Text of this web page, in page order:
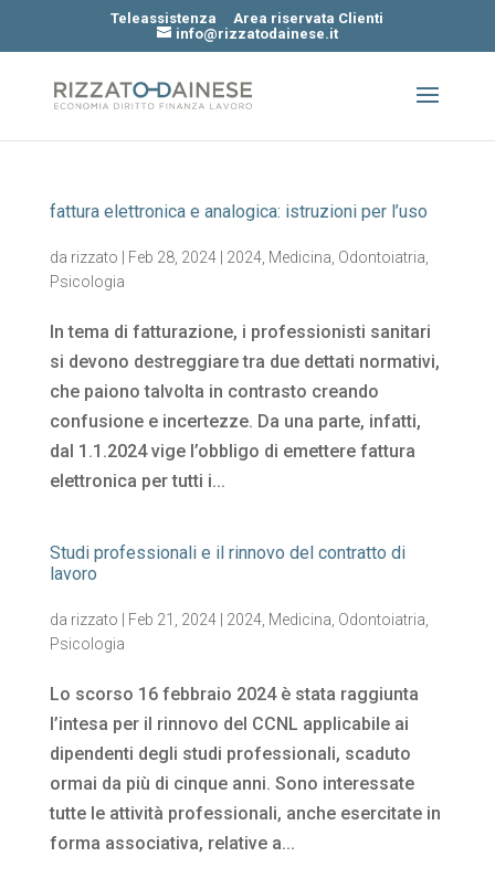
Teleassistenza
Area riservata Clienti
info@rizzatodainese.it
fattura elettronica e analogica: istruzioni per l’uso
da rizzato Feb 28, 2024| 2024, Medicina Odontoiatria
Psicologia
In tema di fatturazione, i professionisti sanitari
si devono destreggiare tra due dettati normativi,
che paiono talvolta in contrasto creando
confusione e incertezze. Da una parte, infatti,
dal 1.1.2024 vige l’obbligo di emettere fattura
elettronica per tutti i...
Studi professionali e il rinnovo del contratto di
lavoro
da rizzato Feb 21, 2024| 2024, Medicina Odontoiatria
Psicologia
Lo scorso 16 febbraio 2024 è stata raggiunta
l’intesa per il rinnovo del CCNL applicabile ai
dipendenti degli studi professionali, scaduto
ormai da più di cinque anni. Sono interessate
tutte le attività professionali, anche esercitate in
forma associativa, relative a...